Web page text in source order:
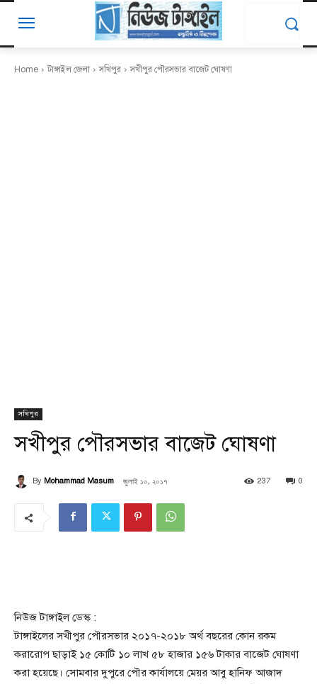
Home টাঙ্গাইল জেলা সখিপুর সখীপুর পৌরসভার বাজেট ঘোষণা
সখিপুর
সখীপুর পৌরসভার বাজেট ঘোষণা
By Mohammad Masum জুলাই ১০, ২০১৭ 0
237
নিউজ টাঙ্গাইল ডেস্ক :
টাঙ্গাইলের সখীপুর পৌরসভার ২০১৭-২০১৮ অর্থ বছরের কোন রকম
করারোপ ছাড়াই ১৫ কোটি ১০ লাখ ৫৮ হাজার ১৫৬ টাকার বাজেট ঘোষণা
করা হয়েছে। সোমবার দুপুরে পৌর কার্যালয়ে মেয়র আবু হানিফ আজাদ